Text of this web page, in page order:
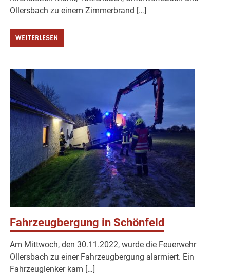
Ollersbach zu einem Zimmerbrand […]
WEITERLESEN
Fahrzeugbergung in Schönfeld
Am Mittwoch, den 30.11.2022, wurde die Feuerwehr
Ollersbach zu einer Fahrzeugbergung alarmiert. Ein
Fahrzeuglenker kam […]